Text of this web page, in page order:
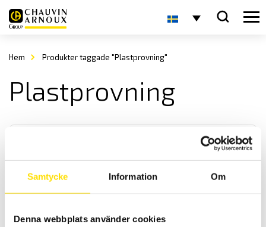
Samtycke Information Om
Denna webbplats använder cookies
Hem Produkter taggade "Plastprovning"
Plastprovning
GrindoSonic Mk7